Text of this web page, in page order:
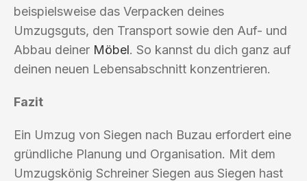
beispielsweise das Verpacken deines
Umzugsguts, den Transport sowie den Auf- und
Abbau deiner Möbel. So kannst du dich ganz auf
deinen neuen Lebensabschnitt konzentrieren.
Fazit
Ein Umzug von Siegen nach Buzau erfordert eine
gründliche Planung und Organisation. Mit dem
Umzugskönig Schreiner Siegen aus Siegen hast